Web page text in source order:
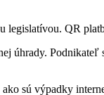
legislatívou. QR
úhrady.
sú výpadky